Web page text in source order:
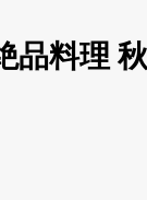
品料理